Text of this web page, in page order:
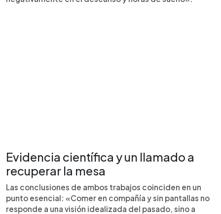
Evidencia científica y un llamado a
recuperar la mesa
Las conclusiones de ambos trabajos coinciden en un
punto esencial: «Comer en compañía y sin pantallas no
responde a una visión idealizada del pasado, sino a